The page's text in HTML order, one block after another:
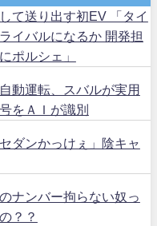
て送り出す初EV 「タイ
イバルになるか 開発担
ポルシェ」
動運転、スバルが実用
をＡＩが識別
ダンかっけぇ」陰キャ
ナンバー拘らない奴っ
？？